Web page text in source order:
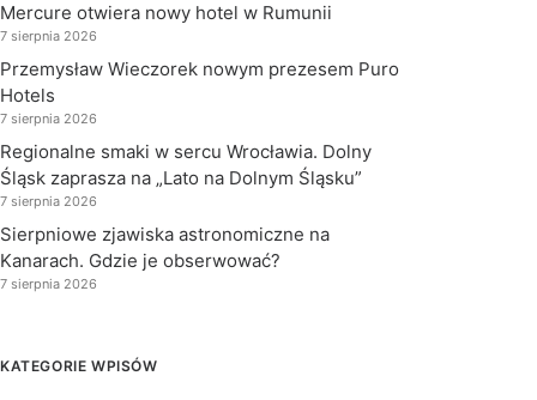
Mercure otwiera nowy hotel w Rumunii
7 sierpnia 2026
Przemysław Wieczorek nowym prezesem Puro
Hotels
7 sierpnia 2026
Regionalne smaki w sercu Wrocławia. Dolny
Śląsk zaprasza na „Lato na Dolnym Śląsku”
7 sierpnia 2026
Sierpniowe zjawiska astronomiczne na
Kanarach. Gdzie je obserwować?
7 sierpnia 2026
KATEGORIE WPISÓW